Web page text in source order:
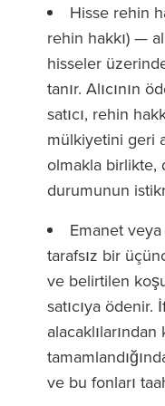
Hisse rehin
rehin hakkı) —
hisseler
tanır. Alıcının
satıcı, rehin
mülkiyetini geri
olmakla birlikte,
durumunun
Emanet
tarafsız bir
ve belirtilen
satıcıya ödenir.
ve bu fonları